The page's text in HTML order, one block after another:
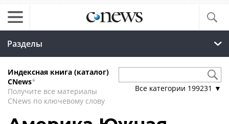
Разделы
Индексная книга (каталог)
CNews*
Получите все материалы
CNews по ключевому слову
Все категории 199231 ▼